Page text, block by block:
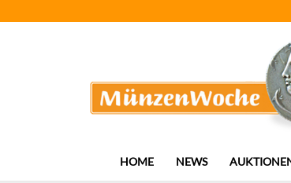
HOME NEWS